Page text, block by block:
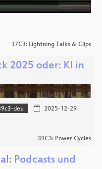
37C3: Lightning Talks & Clips
2025 oder: KI in
deu
2025-12-29
39C3: Power Cycles
Podcasts und